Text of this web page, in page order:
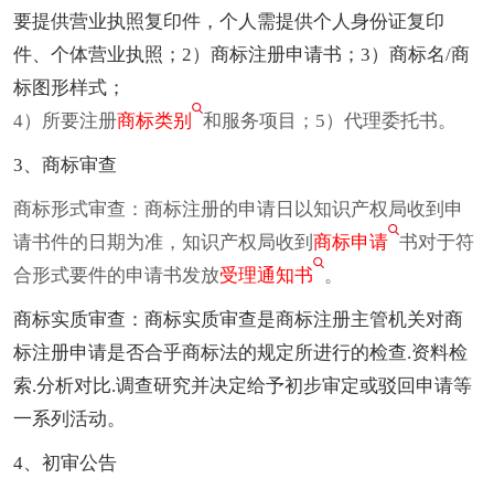
要提供营业执照复印件，个人需提供个人身份证复印
件、个体营业执照；2）商标注册申请书；3）商标名/商
标图形样式；
4）所要注册商标类别 和服务项目；5）代理委托书。
3、商标审查
商标形式审查：商标注册的申请日以知识产权局收到申
请书件的日期为准，知识产权局收到 商标申请 书对于符
合形式要件的申请书发放受理通知书 。
商标实质审查：商标实质审查是商标注册主管机关对商
标注册申请是否合乎商标法的规定所进行的检查.资料检
索.分析对比.调查研究并决定给予初步审定或驳回申请等
一系列活动。
4、初审公告